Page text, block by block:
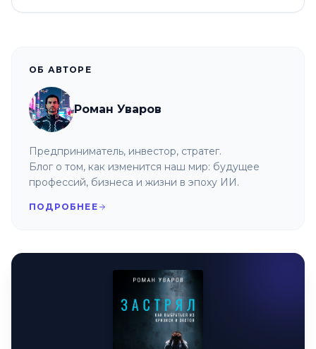
ОБ АВТОРЕ
Роман Уваров
Предприниматель, инвестор, стратег.
Блог о том, как изменится наш мир: будущее
профессий, бизнеса и жизни в эпоху ИИ.
ПОДРОБНЕЕ